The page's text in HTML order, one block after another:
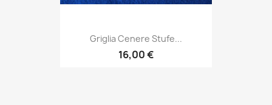
Griglia Cenere Stufe...
16,00 €